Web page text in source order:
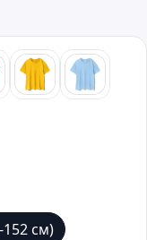
желтыйголубой
152 см)